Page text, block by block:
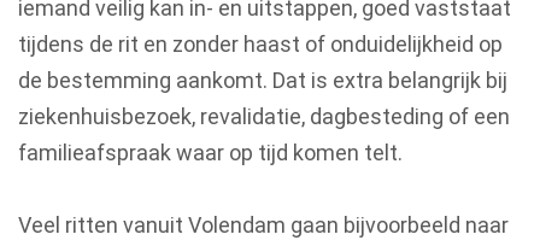
iemand veilig kan in- en uitstappen, goed vaststaat
tijdens de rit en zonder haast of onduidelijkheid op
de bestemming aankomt. Dat is extra belangrijk bij
ziekenhuisbezoek, revalidatie, dagbesteding of een
familieafspraak waar op tijd komen telt.
Veel ritten vanuit Volendam gaan bijvoorbeeld naar